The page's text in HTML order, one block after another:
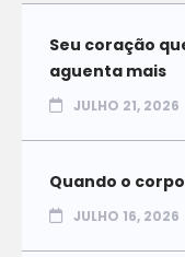
Seu coração
aguenta mais
JULHO 21, 2026
Quando o
JULHO 16, 2026